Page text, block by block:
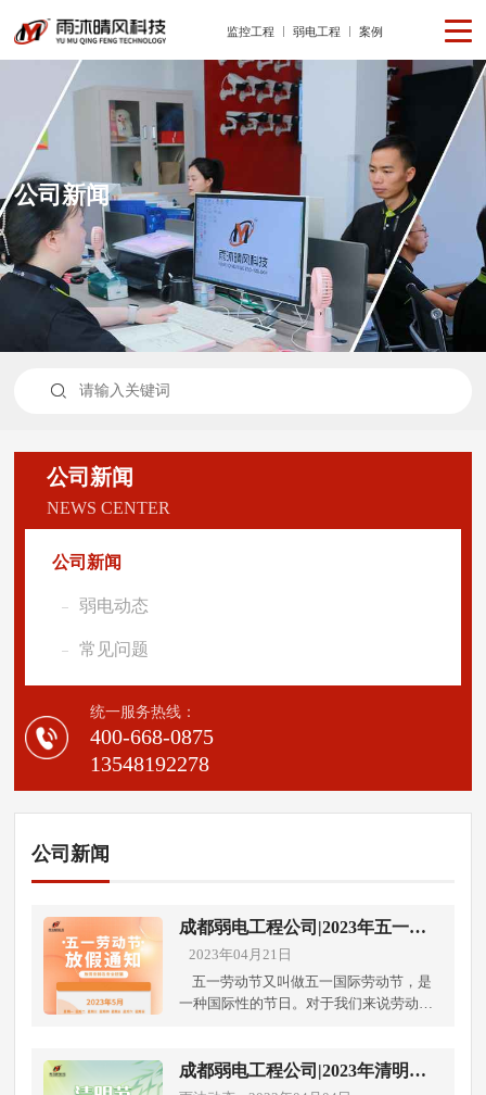
监控工程 弱电工程 案例
公司新闻

公司新闻
NEWS CENTER
公司新闻
弱电动态
常见问题
统一服务热线：
400-668-0875
13548192278
公司新闻
成都弱电工程公司|2023年五一劳
动节放假通知
2023年04月21日
五一劳动节又叫做五一国际劳动节，是
一种国际性的节日。对于我们来说劳动节
权益，是人类文明民主的历史性进步，这
才是五一劳动节的精髓所在。所以，人们
成都弱电工程公司|2023年清明节